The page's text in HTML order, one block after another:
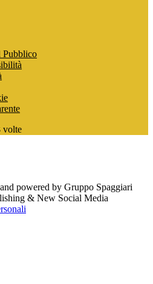
volte
powered by Gruppo Spaggiari
& New Social Media